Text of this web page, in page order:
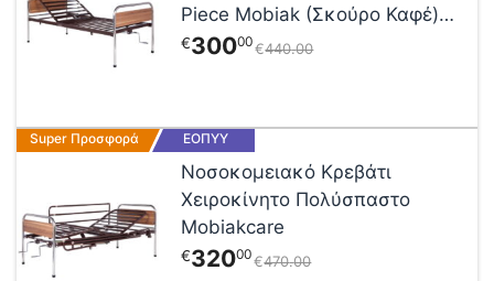
Piece Mobiak (Σκούρο Καφέ)
0810058 440 00
€
30000
€
ΕΟΠΥΥ
Super Προσφορά
Νοσοκομειακό Κρεβάτι
Χειροκίνητο Πολύσπαστο
Mobiakcare
470 00
€
32000
€
Αυτό
έχει
πολλαπλές
παραλλαγές.